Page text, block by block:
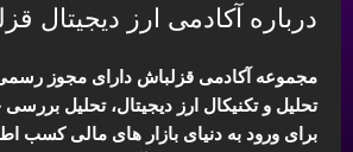
درباره آکادمی ارز دیجیتال
مجموعه آکادمی قزلباش دارای مجوز
تحلیل و تکنیکال ارز دیجیتال، تحلیل
برای ورود به دنیای بازار های مالی کسب